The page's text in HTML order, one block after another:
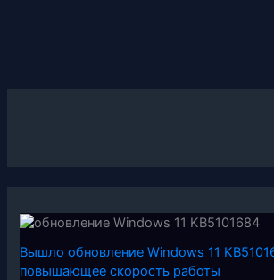
Вышло обновление Windows 11
повышающее скорость работы